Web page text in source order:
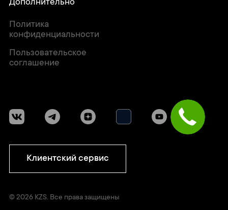
Дополнительно
Политика
конфиденциальности
Пользовательское
соглашение
Клиентский сервис
© 2026 KZS. Все права защищены